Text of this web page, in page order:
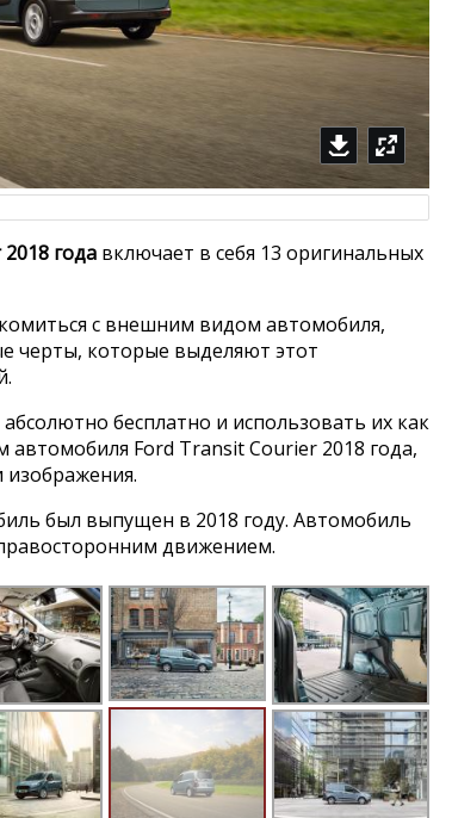
года включает в себя 13 оригинальных
с внешним видом автомобиля,
черты, которые выделяют этот
бесплатно и использовать их как
автомобиля Ford Transit Courier 2018 года,
был выпущен в 2018 году. Автомобиль
движением.